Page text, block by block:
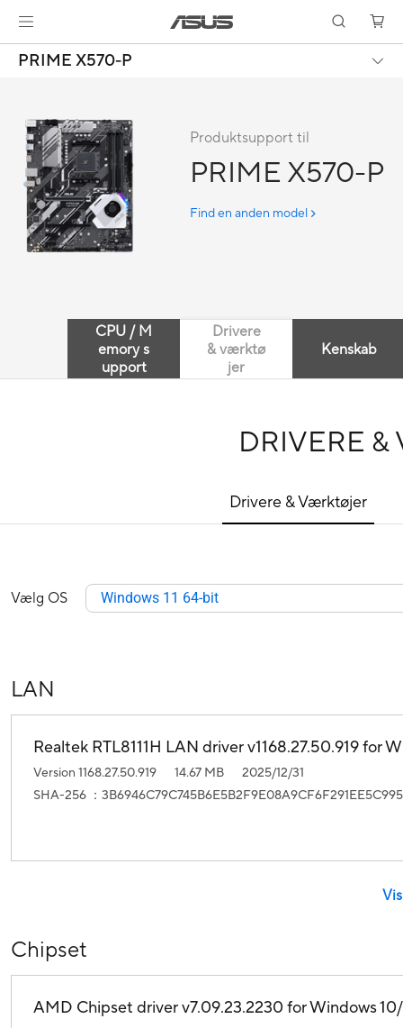
PRIME X570-P
Produktsupport til
PRIME X570-P
Find en anden model
CPU / M
emory s
upport
Drivere
& værktø
jer
Kenskab
DRIVERE
Drivere & Værktøjer
Vælg OS Windows 11 64-bit
LAN
Realtek RTL8111H LAN driver v1168.27.50.919 for
Version 1168.27.50.919 14.67 MB
2025/12/31
SHA-256 ：
Chipset
AMD Chipset driver v7.09.23.2230 for Windows